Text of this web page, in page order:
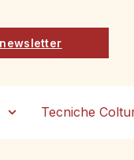
Tecniche